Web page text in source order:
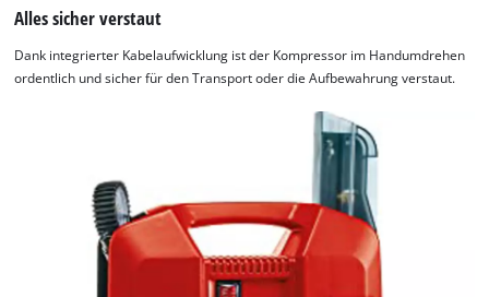
Alles sicher verstaut
Dank integrierter Kabelaufwicklung ist der Kompressor im Handumdrehen
ordentlich und sicher für den Transport oder die Aufbewahrung verstaut.